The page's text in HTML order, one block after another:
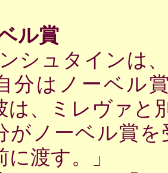
ル賞
シュタインは
分はノーベル
は、ミレヴァと
がノーベル賞
渡す。」